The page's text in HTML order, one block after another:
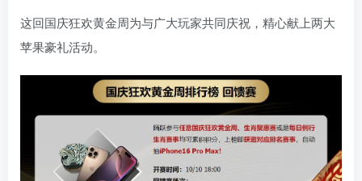
这回国庆狂欢黄金周为与广大玩家共同庆祝，精心献上两大
苹果豪礼活动。